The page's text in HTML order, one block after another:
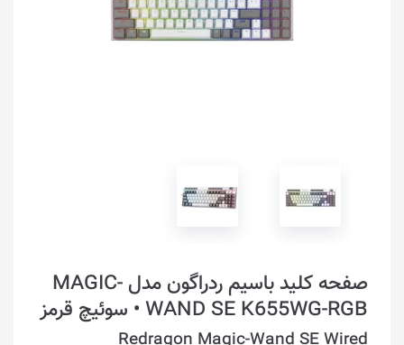
صفحه کلید باسیم ردراگون مدل MAGIC-
WAND SE K655WG-RGB • سوئیچ قرمز